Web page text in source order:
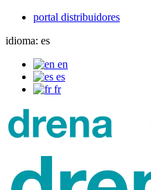
portal distribuidores
idioma: es
en
es
fr